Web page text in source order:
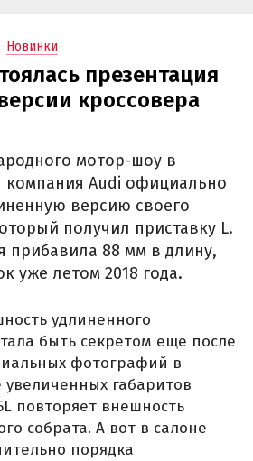
Новинки
презентация
кроссовера
мотор-шоу в
компания Audi официально
версию своего
получил приставку L.
прибавила 88 мм в длину,
уже летом 2018 года.
удлиненного
быть секретом еще после
фотографий в
габаритов
повторяет внешность
собрата. А вот в салоне
порядка